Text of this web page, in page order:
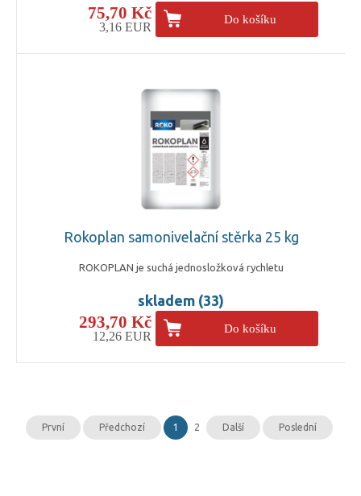
75,70 Kč
3,16 EUR
Do košíku
Rokoplan samonivelační stěrka 25 kg
ROKOPLAN je suchá jednosložková rychletu
skladem (33)
293,70 Kč
12,26 EUR
Do košíku
První Předchozí 1 2 Další Poslední